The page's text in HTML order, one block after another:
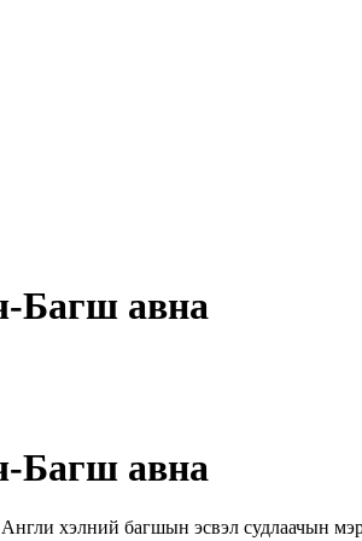
Багш авна
Багш авна
хэлний багшын эсвэл судлаачын